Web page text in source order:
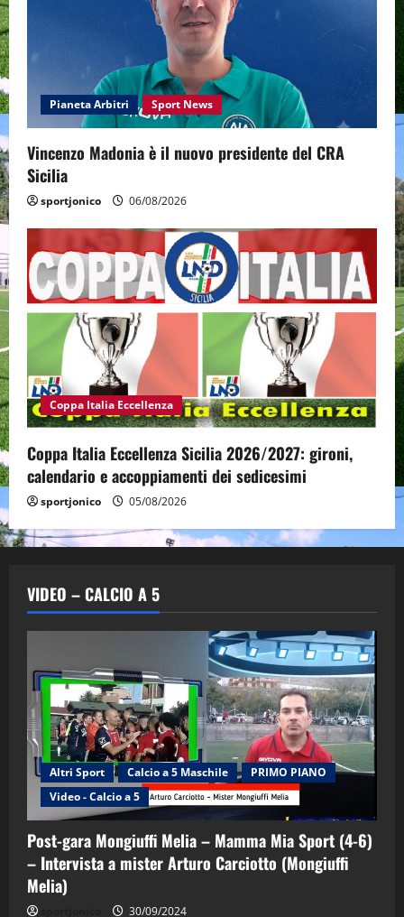
Pianeta Arbitri Sport News
Vincenzo Madonia è il nuovo presidente del CRA
Sicilia
sportjonico 06/08/2026
Coppa Italia Eccellenza
Coppa Italia Eccellenza Sicilia 2026/2027: gironi,
calendario e accoppiamenti dei sedicesimi
sportjonico 05/08/2026
VIDEO – CALCIO A 5
Altri Sport Calcio a 5 Maschile
PRIMO PIANO
Video - Calcio a 5
Post-gara Mongiuffi Melia – Mamma Mia Sport (4-6)
– Intervista a mister Arturo Carciotto (Mongiuffi
Melia)
30/09/2024